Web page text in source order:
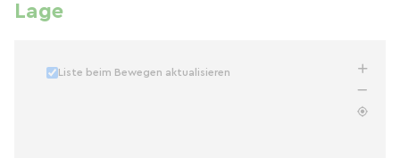
Lage
Liste beim Bewegen aktualisieren